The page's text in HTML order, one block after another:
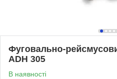
Фуговально-
ADH 305
В наявності